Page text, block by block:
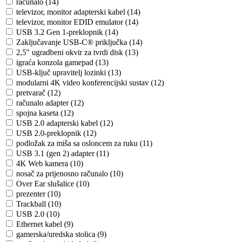
računalo (14)
televizor, monitor adapterski kabel (14)
televizor, monitor EDID emulator (14)
USB 3.2 Gen 1-preklopnik (14)
Zaključavanje USB-C® priključka (14)
2,5" ugradbeni okvir za tvrdi disk (13)
igraća konzola gamepad (13)
USB-ključ upravitelj lozinki (13)
modularni 4K video konferencijski sustav (12)
pretvarač (12)
računalo adapter (12)
spojna kaseta (12)
USB 2.0 adapterski kabel (12)
USB 2.0-preklopnik (12)
podložak za miša sa osloncem za ruku (11)
USB 3.1 (gen 2) adapter (11)
4K Web kamera (10)
nosač za prijenosno računalo (10)
Over Ear slušalice (10)
prezenter (10)
Trackball (10)
USB 2.0 (10)
Ethernet kabel (9)
gamerska/uredska stolica (9)